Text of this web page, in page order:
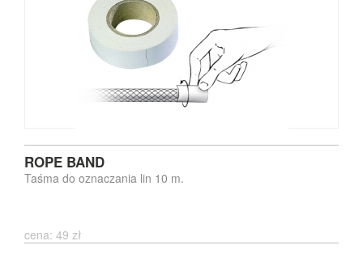
ROPE BAND
Taśma do oznaczania lin 10 m.
cena: 49 zł